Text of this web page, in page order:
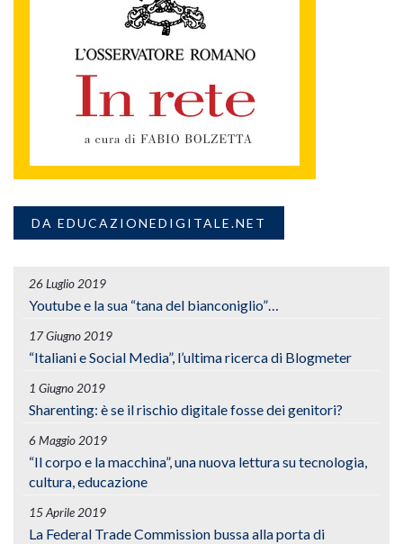
DA EDUCAZIONEDIGITALE.NET
26 Luglio 2019
Youtube e la sua “tana del bianconiglio”…
17 Giugno 2019
“Italiani e Social Media”, l’ultima ricerca di Blogmeter
1 Giugno 2019
Sharenting: è se il rischio digitale fosse dei genitori?
6 Maggio 2019
“Il corpo e la macchina”, una nuova lettura su tecnologia,
cultura, educazione
15 Aprile 2019
La Federal Trade Commission bussa alla porta di